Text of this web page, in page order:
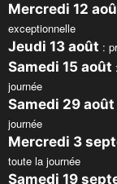
Mercredi 12
exceptionnelle
Jeudi 13 août :
Samedi 15 août
journée
Samedi 29 août
journée
Mercredi 3
toute la journée
Samedi 19